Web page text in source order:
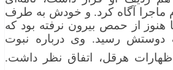
ماجرا آگاه كرد. و خودش به طرف
هنوز از حمص بیرون نرفته بود كه
دوستش رسید. وی درباره نبوت
هرقل، اتفاق نظر داشت.